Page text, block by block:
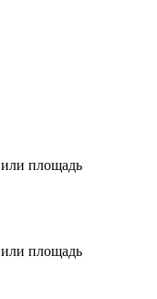
площадь
площадь